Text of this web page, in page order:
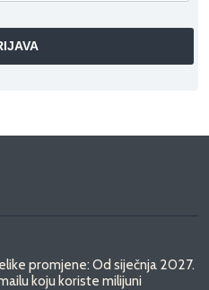
promjene: Od siječnja 2027.
koju koriste milijuni